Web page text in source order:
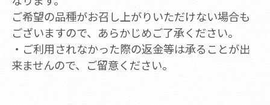
ご希望の品種がお召し上がりいただけない場合も
ございますので、あらかじめご了承ください。
・ご利用されなかった際の返金等は承ることが出
来ませんので、ご留意ください。